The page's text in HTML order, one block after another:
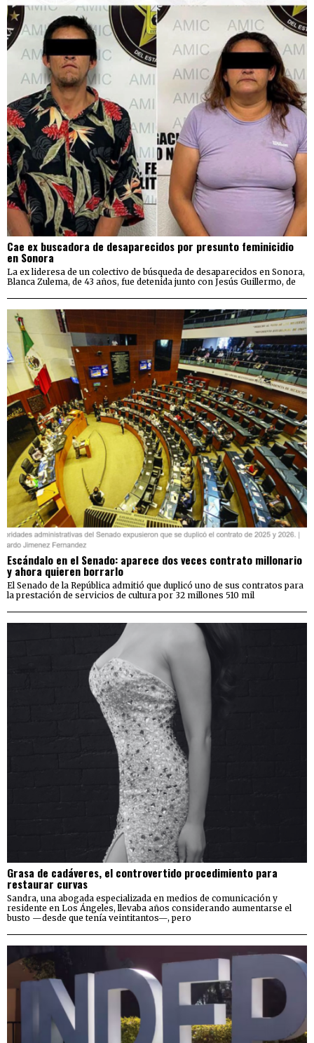
Cae ex buscadora de desaparecidos por presunto feminicidio
en Sonora
La ex lideresa de un colectivo de búsqueda de desaparecidos en Sonora,
Blanca Zulema, de 43 años, fue detenida junto con Jesús Guillermo, de
Escándalo en el Senado: aparece dos veces contrato millonario
y ahora quieren borrarlo
El Senado de la República admitió que duplicó uno de sus contratos para
la prestación de servicios de cultura por 32 millones 510 mil
Grasa de cadáveres, el controvertido procedimiento para
restaurar curvas
Sandra, una abogada especializada en medios de comunicación y
residente en Los Ángeles, llevaba años considerando aumentarse el
busto —desde que tenía veintitantos—, pero